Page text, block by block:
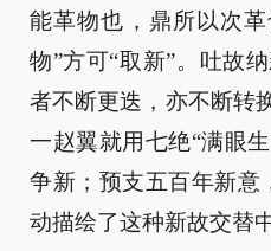
能革物也，鼎所以次
物”方可“取新”。吐故
者不断更迭，亦不断转
一赵翼就用七绝“满眼
争新；预支五百年新意
动描绘了这种新故交替